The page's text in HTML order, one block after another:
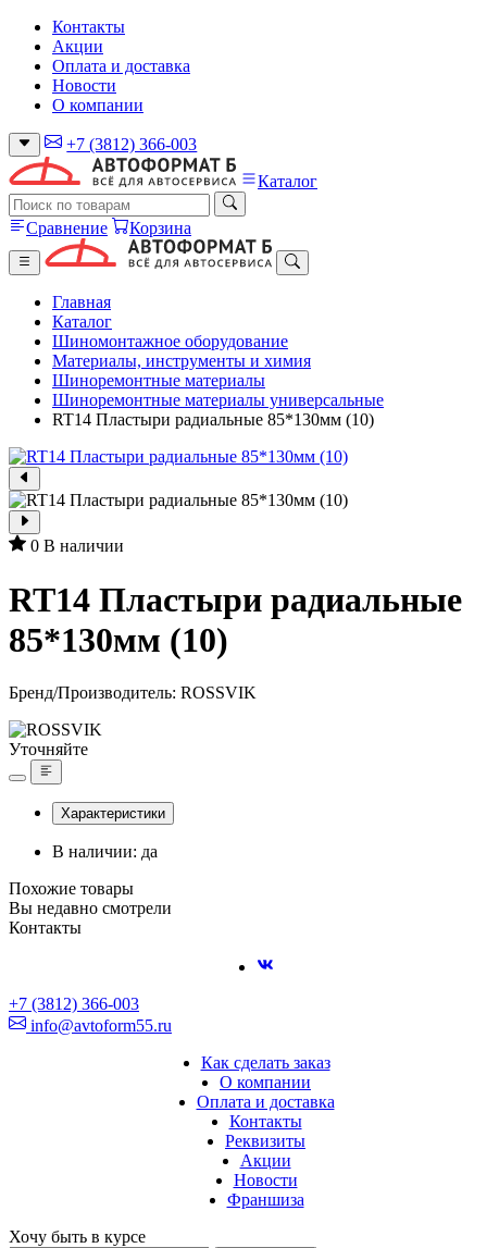
Контакты
Акции
Оплата и доставка
Новости
О компании
+7 (3812) 366-003
Каталог
Сравнение Корзина
Главная
Каталог
Шиномонтажное оборудование
Материалы, инструменты и химия
Шиноремонтные материалы
Шиноремонтные материалы универсальные
RT14 Пластыри радиальные 85*130мм (10)
0 В наличии
RT14 Пластыри радиальные
85*130мм (10)
Бренд/Производитель: ROSSVIK
Уточняйте
Характеристики
В наличии: да
Похожие товары
Вы недавно смотрели
Контакты
+7 (3812) 366-003
info@avtoform55.ru
Как сделать заказ
О компании
Оплата и доставка
Контакты
Реквизиты
Акции
Новости
Франшиза
Хочу быть в курсе